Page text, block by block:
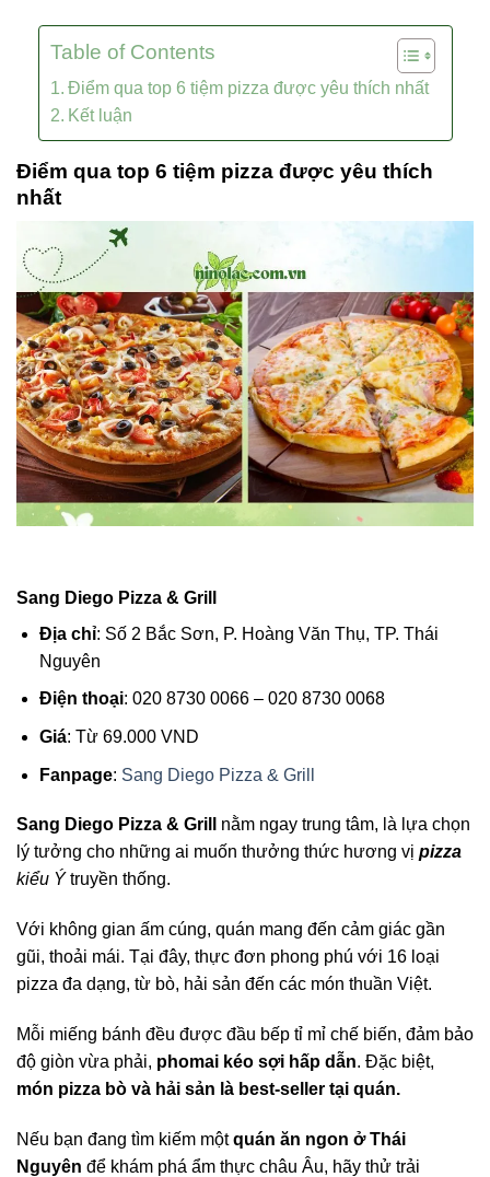
Table of Contents
Điểm qua top 6 tiệm pizza được yêu thích nhất
Kết luận
Điểm qua top 6 tiệm pizza được yêu thích
nhất
Sang Diego Pizza & Grill
Địa chỉ: Số 2 Bắc Sơn, P. Hoàng Văn Thụ, TP. Thái
Nguyên
Điện thoại: 020 8730 0066 – 020 8730 0068
Giá: Từ 69.000 VND
Fanpage: Sang Diego Pizza & Grill
Sang Diego Pizza & Grill
nằm ngay trung tâm, là lựa chọn
lý tưởng cho những ai muốn thưởng thức hương vị pizza
kiểu Ýtruyền thống.
Với không gian ấm cúng, quán mang đến cảm giác gần
gũi, thoải mái. Tại đây, thực đơn phong phú với 16 loại
pizza đa dạng, từ bò, hải sản đến các món thuần Việt.
Mỗi miếng bánh đều được đầu bếp tỉ mỉ chế biến, đảm bảo
độ giòn vừa phải, phomai kéo sợi hấp dẫn. Đặc biệt,
món pizza bò và hải sản là best-seller tại quán.
Nếu bạn đang tìm kiếm mộtquán ăn ngon ở Thái
Nguyên để khám phá ẩm thực châu Âu, hãy thử trải